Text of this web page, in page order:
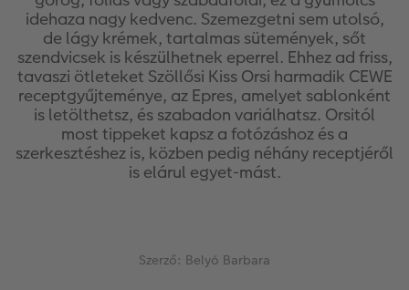
Vásárlói mintakönyvek
Így működik
Kids CEWE FOTÓKÖNYV
Art Collection CEWE FOTÓKÖNYV
Kiegészítők
Matt Prints
Képméretek
Prémium poszter
Art Prints
Fotókidolgozás normál
Fotócsomagok
Direkt nyomtatású alufotó
Galériafotó
Habkarton
Esküvői köszöntő tábla
Poszterléc
Fafotó
Üdvözlőkártyák
Kiskedvencek világa
Iskolaszer és irodaszer
Fényképes ajándékdobozok
Textíliák
Fényképes naptárak
Kiegészítők
CEWE myPhotos
CEWE PHOTO AWARD FOTÓPÁLYÁZAT
Fotózási tippek és trükkök
Hogyan készíts jobb képeket a
Híreink
CEWE sztorik
Ajándékötletek szeretteinek
idehaza nagy kedvenc. Szemezgetni sem utolsó,
de lágy krémek, tartalmas sütemények, sőt
szendvicsek is készülhetnek eperrel. Ehhez ad friss,
tavaszi ötleteket Szöllősi Kiss Orsi harmadik CEWE
receptgyűjteménye, az Epres, amelyet sablonként
is letölthetsz, és szabadon variálhatsz. Orsitól
most tippeket kapsz a fotózáshoz és a
szerkesztéshez is, közben pedig néhány receptjéről
is elárul egyet-mást.
Szerző: Belyó Barbara